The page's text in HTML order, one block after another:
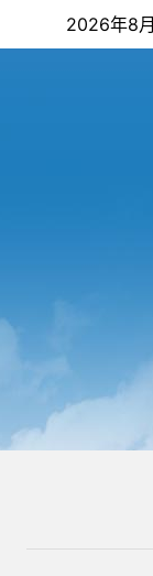
2026年8